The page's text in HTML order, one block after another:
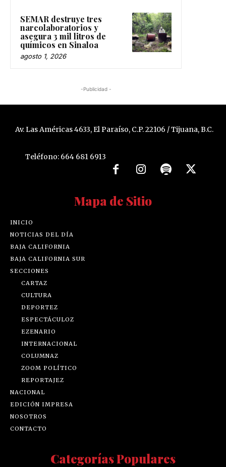
SEMAR destruye tres
narcolaboratorios y
asegura 3 mil litros de
químicos en Sinaloa
agosto 1, 2026
-Publicidad -
Av. Las Américas 4633, El Paraíso, C.P. 22106 / Tijuana, B.C.
Teléfono: 664 681 6913
Mapa de Sitio
INICIO
NOTICIAS DEL DÍA
BAJA CALIFORNIA
BAJA CALIFORNIA SUR
SECCIONES
CARTAZ
CULTURA
DEPORTEZ
ESPECTÁCULOZ
EZENARIO
INTERNACIONAL
COLUMNAZ
ZOOM POLÍTICO
REPORTAJEZ
NACIONAL
EDICIÓN IMPRESA
NOSOTROS
CONTACTO
Categorías Populares